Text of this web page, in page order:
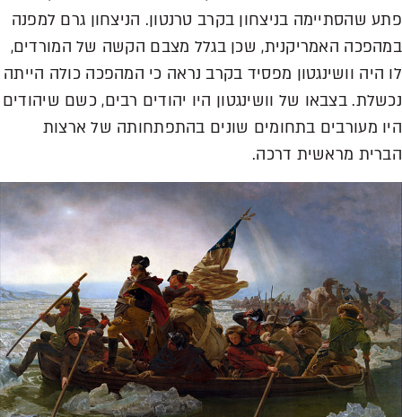
פתע שהסתיימה בניצחון בקרב טרנטון. הניצחון גרם למפנה
במהפכה האמריקנית, שכן בגלל מצבם הקשה של המורדים,
לו היה וושינגטון מפסיד בקרב נראה כי המהפכה כולה הייתה
נכשלת. בצבאו של וושינגטון היו יהודים רבים, כשם שיהודים
היו מעורבים בתחומים שונים בהתפתחותה של ארצות
הברית מראשית דרכה.